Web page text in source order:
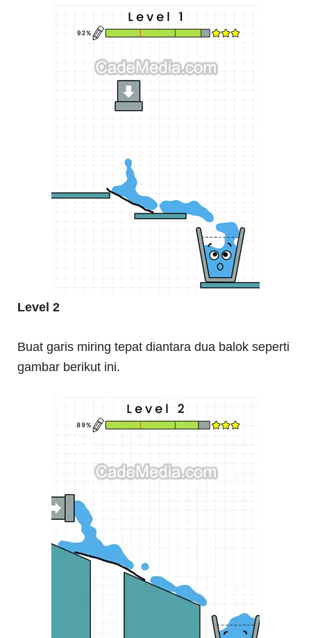
Level 2
Buat garis miring tepat diantara dua balok seperti
gambar berikut ini.